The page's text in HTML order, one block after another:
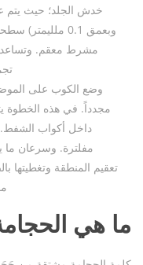
وبعمق 0.1
مشرط معقم. وتساعد
وضع الكوب على
مجدداً. في هذه الخطوة
داخل أكواب
مفلترة. وسرعان ما
تعقيم المنطقة
ما هي